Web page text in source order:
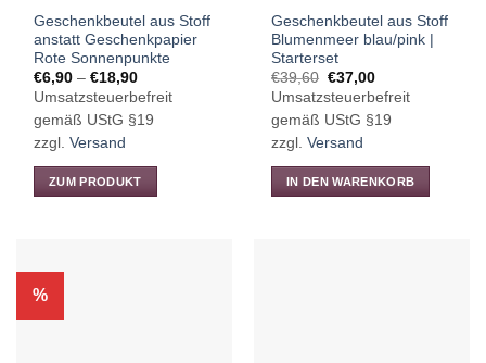
gewählt
werden
Geschenkbeutel aus Stoff
anstatt Geschenkpapier
Rote Sonnenpunkte
€6,90 –€18,90Preisspanne:
€6,90
bis
€18,90
Umsatzsteuerbefreit
gemäß UStG §19
zzgl.Versand
ZUM PRODUKT
mehrere
Varianten
auf.
Geschenkbeutel aus Stoff
Blumenmeer blau/pink |
Starterset
€39,60 Ursprünglicher
Preis
war:
€39,60
€37,00Aktueller
Preis
ist:
€37,00.
Umsatzsteuerbefreit
gemäß UStG §19
zzgl.Versand
IN DEN WARENKORB
%